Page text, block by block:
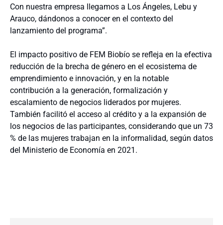
Con nuestra empresa llegamos a Los Ángeles, Lebu y
Arauco, dándonos a conocer en el contexto del
lanzamiento del programa”.
El impacto positivo de FEM Biobío se refleja en la efectiva
reducción de la brecha de género en el ecosistema de
emprendimiento e innovación, y en la notable
contribución a la generación, formalización y
escalamiento de negocios liderados por mujeres.
También facilitó el acceso al crédito y a la expansión de
los negocios de las participantes, considerando que un 73
% de las mujeres trabajan en la informalidad, según datos
del Ministerio de Economía en 2021.